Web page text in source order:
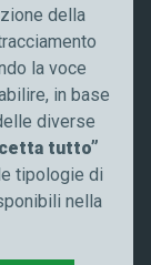
della
la voce
in base
diverse
tutto”
tipologie di
nella